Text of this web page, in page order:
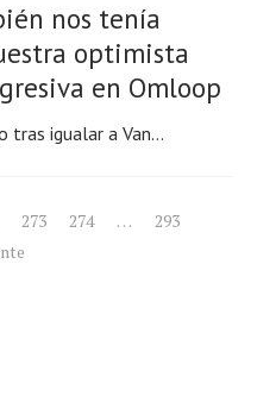
nos tenía
optimista
en Omloop
tras igualar a Van...
273 274 …
293